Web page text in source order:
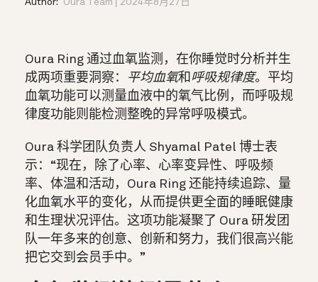
Oura Ring 通过血氧监测，在你睡觉时分析并生
成两项重要洞察：
平均血氧和 呼吸规律度。平均
血氧功能可以测量血液中的氧气比例，而呼吸规
律度功能则能检测整晚的异常呼吸模式。
Oura 科学团队负责人 Shyamal Patel 博士表
示：“现在，除了心率、心率变异性、呼吸频
率、体温和活动，Oura Ring 还能持续追踪、量
化血氧水平的变化，从而提供更全面的睡眠健康
和生理状况评估。这项功能凝聚了 Oura 研发团
队一年多来的创意、创新和努力，我们很高兴能
把它交到会员手中。”